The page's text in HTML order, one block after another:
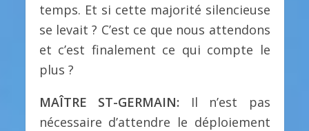
temps. Et si cette majorité silencieuse
se levait ? C’est ce que nous attendons
et c’est finalement ce qui compte le
plus ?
MAÎTRE ST-GERMAIN: Il n’est pas
nécessaire d’attendre le déploiement